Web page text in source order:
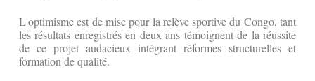
L'optimisme est de mise pour la relève sportive du Congo, tant
les résultats enregistrés en deux ans témoignent de la réussite
de ce projet audacieux intégrant réformes structurelles et
formation de qualité.